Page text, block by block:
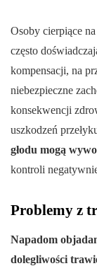
Osoby cierpiące
często
kompensacji, na
niebezpieczne
konsekwencji
uszkodzeń
głodu mogą
kontroli
Problemy z
Napadom
dolegliwości